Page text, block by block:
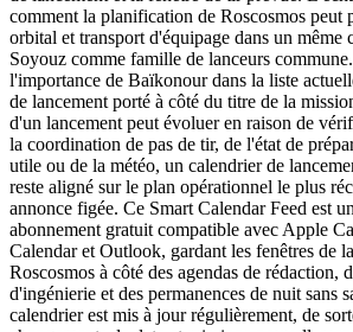
comment la planification de Roscosmos peut
orbital et transport d'équipage dans un même
Soyouz comme famille de lanceurs
l'importance de Baïkonour dans la liste
de lancement porté à côté du titre de la
d'un lancement peut évoluer en raison de
la coordination de pas de tir, de l'état de
utile ou de la météo, un calendrier de
reste aligné sur le plan opérationnel le plus
annonce figée. Ce Smart Calendar Feed est
abonnement gratuit compatible avec Apple
Calendar et Outlook, gardant les fenêtres de
Roscosmos à côté des agendas de rédaction,
d'ingénierie et des permanences de nuit sans
calendrier est mis à jour régulièrement, de